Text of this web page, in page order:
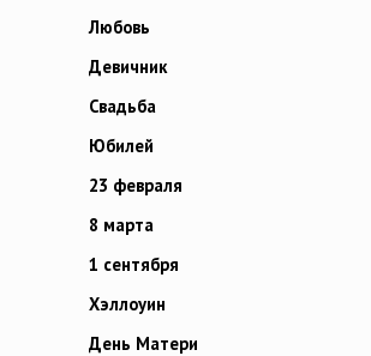
Любовь
Девичник
Свадьба
Юбилей
23 февраля
8 марта
1 сентября
Хэллоуин
День Матери